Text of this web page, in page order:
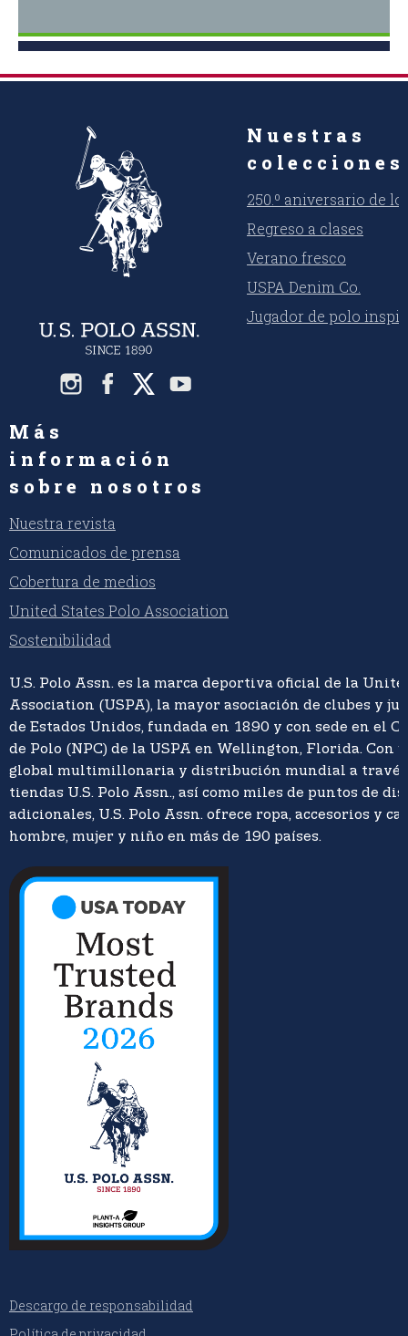
Nuestras
colecciones
250.º aniversario de
Regreso a clases
Verano fresco
USPA Denim Co.
Jugador de polo
Más
información
sobre nosotros
Nuestra revista
Comunicados de prensa
Cobertura de medios
United States Polo Association
Sostenibilidad
U.S. Polo Assn. es la marca deportiva oficial de la
Association (USPA), la mayor asociación de clubes y
de Estados Unidos, fundada en 1890 y con sede en el
de Polo (NPC) de la USPA en Wellington, Florida. Con
global multimillonaria y distribución mundial a través
tiendas U.S. Polo Assn., así como miles de puntos de
adicionales, U.S. Polo Assn. ofrece ropa, accesorios y
hombre, mujer y niño en más de 190 países.
Descargo de responsabilidad